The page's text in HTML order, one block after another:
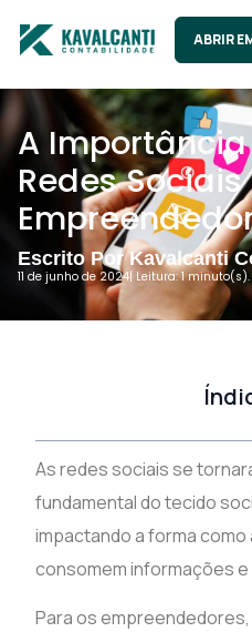
ABRIR
A
Redes
Escrito Por Kavalcanti
11 de junho de 2024| Leitura: 1 minuto(s).
As redes sociais se
fundamental do tecido
impactando a forma
consomem informações
Para os